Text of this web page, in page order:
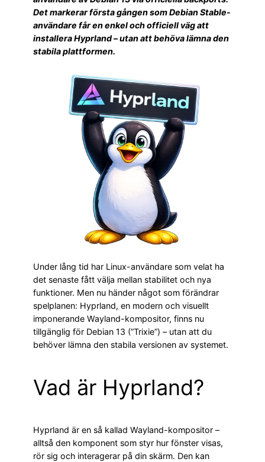
Det markerar första gången som Debian Stable-
användare får en enkel och officiell väg att
installera Hyprland – utan att behöva lämna den
stabila plattformen.
Under lång tid har Linux-användare som velat ha
det senaste fått välja mellan stabilitet och nya
funktioner. Men nu händer något som förändrar
spelplanen: Hyprland, en modern och visuellt
imponerande Wayland-kompositor, finns nu
tillgänglig för Debian 13 (”Trixie”) – utan att du
behöver lämna den stabila versionen av systemet.
Vad är Hyprland?
Hyprland är en så kallad Wayland-kompositor –
alltså den komponent som styr hur fönster visas,
rör sig och interagerar på din skärm. Den kan